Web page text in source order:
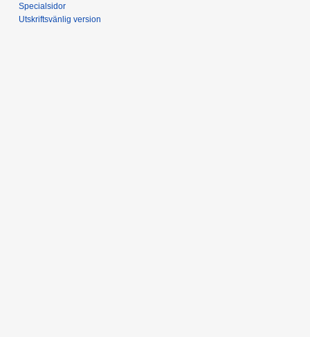
Specialsidor
Utskriftsvänlig version